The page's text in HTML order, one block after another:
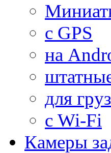
с GPS
на
для
с Wi-Fi
Камеры